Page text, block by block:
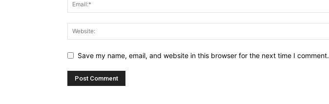
Save my name, email, and website in this browser for the next time I comment.